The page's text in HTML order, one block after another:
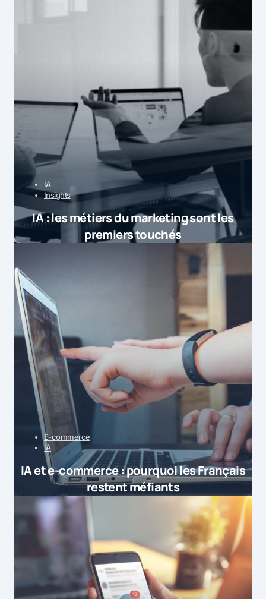
IA
Insights
IA : les métiers du marketing sont les
premiers touchés
E-commerce
IA
IA et e-commerce : pourquoi les Français
restent méfiants